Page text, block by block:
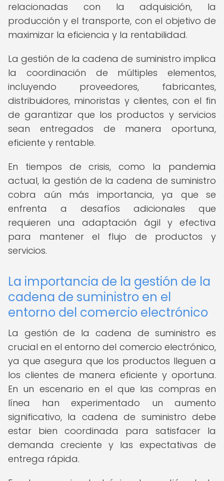
relacionadas con la adquisición, la
producción y el transporte, con el objetivo de
maximizar la eficiencia y la rentabilidad.
La gestión de la cadena de suministro implica
la coordinación de múltiples elementos,
incluyendo proveedores, fabricantes,
distribuidores, minoristas y clientes, con el fin
de garantizar que los productos y servicios
sean entregados de manera oportuna,
eficiente y rentable.
En tiempos de crisis, como la pandemia
actual, la gestión de la cadena de suministro
cobra aún más importancia, ya que se
enfrenta a desafíos adicionales que
requieren una adaptación ágil y efectiva
para mantener el flujo de productos y
servicios.
La importancia de la gestión de la
cadena de suministro en el
entorno del comercio electrónico
La gestión de la cadena de suministro es
crucial en el entorno del comercio electrónico,
ya que asegura que los productos lleguen a
los clientes de manera eficiente y oportuna.
En un escenario en el que las compras en
línea han experimentado un aumento
significativo, la cadena de suministro debe
estar bien coordinada para satisfacer la
demanda creciente y las expectativas de
entrega rápida.